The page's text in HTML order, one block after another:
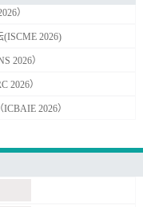
）
2026)
2026）
2026）
2026）